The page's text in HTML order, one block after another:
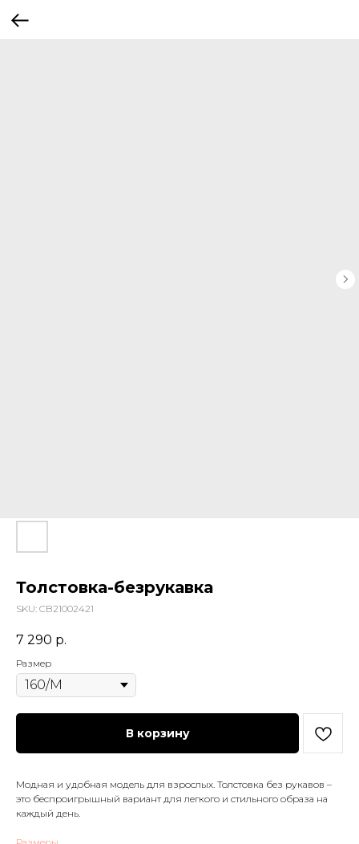
Толстовка-безрукавка
SKU: CB21002421
7 290 р.
Размер
В корзину
Модная и удобная модель для взрослых. Толстовка без рукавов –
это беспроигрышный вариант для легкого и стильного образа на
каждый день.